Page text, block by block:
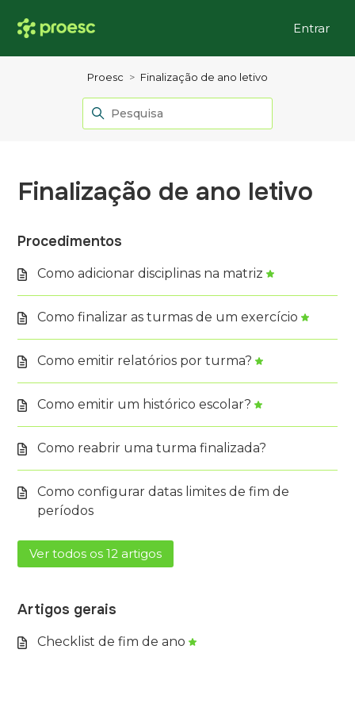
Entrar
Proesc Finalização de ano letivo
Finalização de ano letivo
Procedimentos
Como adicionar disciplinas na matriz
Como finalizar as turmas de um exercício
Como emitir relatórios por turma?
Como emitir um histórico escolar?
Como reabrir uma turma finalizada?
Como configurar datas limites de fim de
períodos
Ver todos os 12 artigos
Artigos gerais
Checklist de fim de ano